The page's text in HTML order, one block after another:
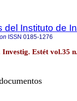
del Instituto de
ISSN 0185-1276
Investig. Estét vol.35